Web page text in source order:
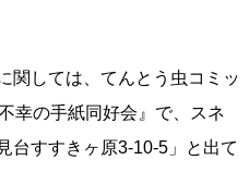
関しては、てんとう虫コミッ
幸の手紙同好会』で、スネ
台すすきヶ原3-10-5」と出て